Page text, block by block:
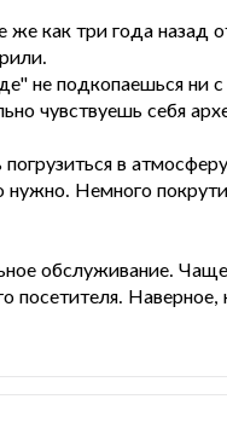
как три года назад
не подкопаешься ни с
чувствуешь себя
в
нужно. Немного
обслуживание.
посетителя.